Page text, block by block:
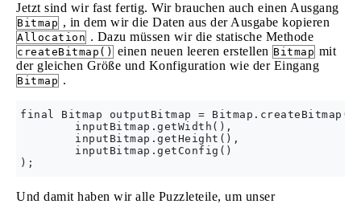
Jetzt sind wir fast fertig. Wir brauchen auch einen Ausgang
Bitmap , in dem wir die Daten aus der Ausgabe kopieren
Allocation . Dazu müssen wir die statische Methode
createBitmap() einen neuen leeren erstellen Bitmap mit
der gleichen Größe und Konfiguration wie der Eingang
Bitmap .
final Bitmap outputBitmap = Bitmap.createBitmap(
        inputBitmap.getWidth(),
        inputBitmap.getHeight(),
        inputBitmap.getConfig()
Und damit haben wir alle Puzzleteile, um unser